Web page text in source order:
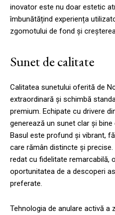
inovator este nu doar estetic
îmbunătățind experiența
zgomotului de fond și
Sunet de calitate
Calitatea sunetului oferită de
extraordinară și schimbă
premium. Echipate cu drivere
generează un sunet clar și
Basul este profund și vibrant,
care rămân distincte și
redat cu fidelitate remarcabilă,
oportunitatea de a descoperi
preferate.
Tehnologia de anulare activă a